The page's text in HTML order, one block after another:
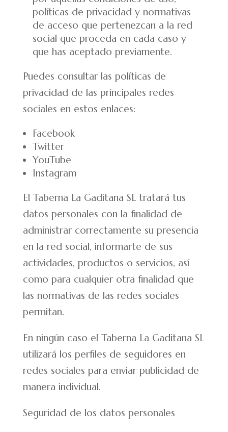
políticas de privacidad y normativas
de acceso que pertenezcan a la red
social que proceda en cada caso y
que has aceptado previamente.
Puedes consultar las políticas de
privacidad de las principales redes
sociales en estos enlaces:
Facebook
Twitter
YouTube
Instagram
El Taberna La Gaditana SL tratará tus
datos personales con la finalidad de
administrar correctamente su presencia
en la red social, informarte de sus
actividades, productos o servicios, así
como para cualquier otra finalidad que
las normativas de las redes sociales
permitan.
En ningún caso el Taberna La Gaditana SL
utilizará los perfiles de seguidores en
redes sociales para enviar publicidad de
manera individual.
Seguridad de los datos personales